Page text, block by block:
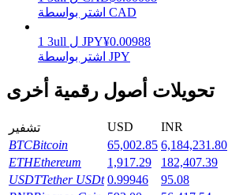
خنزير الطاقة
احصل على مكافآت تنافسية يوميًا
اشتر بواسطة CAD
1 3ull ل JPY¥0.00988
اشتر بواسطة JPY
تحويلات أصول رقمية أخرى
تشفير USD INR
BTCBitcoin 65,002.85 6,184,231.80
ETHEthereum 1,917.29 182,407.39
USDTTether USDt 0.99946 95.08